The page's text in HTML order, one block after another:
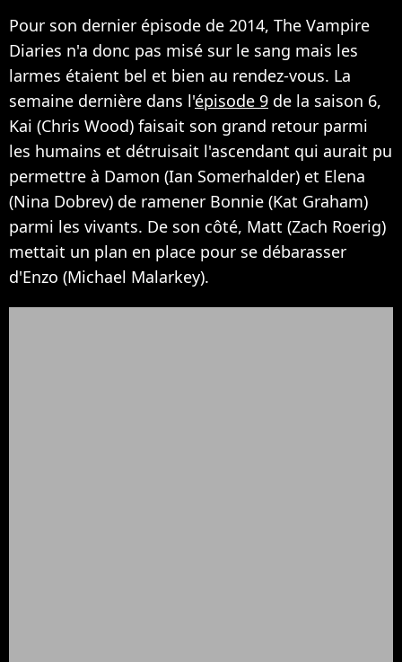
Pour son dernier épisode de 2014, The Vampire
Diaries n'a donc pas misé sur le sang mais les
larmes étaient bel et bien au rendez-vous. La
semaine dernière dans l'épisode 9 de la saison 6,
Kai (Chris Wood) faisait son grand retour parmi
les humains et détruisait l'ascendant qui aurait pu
permettre à Damon (Ian Somerhalder) et Elena
(Nina Dobrev) de ramener Bonnie (Kat Graham)
parmi les vivants. De son côté, Matt (Zach Roerig)
mettait un plan en place pour se débarasser
d'Enzo (Michael Malarkey).